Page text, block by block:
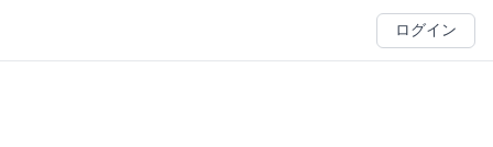
ログイン